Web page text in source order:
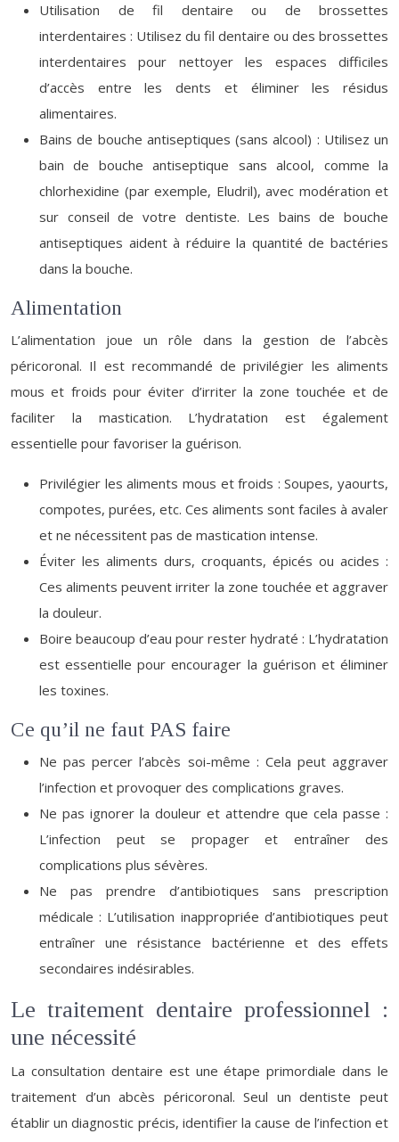
Utilisation de fil dentaire ou de brossettes
interdentaires : Utilisez du fil dentaire ou des brossettes
interdentaires pour nettoyer les espaces difficiles
d’accès entre les dents et éliminer les résidus
alimentaires.
Bains de bouche antiseptiques (sans alcool) : Utilisez un
bain de bouche antiseptique sans alcool, comme la
chlorhexidine (par exemple, Eludril), avec modération et
sur conseil de votre dentiste. Les bains de bouche
antiseptiques aident à réduire la quantité de bactéries
dans la bouche.
Alimentation
L’alimentation joue un rôle dans la gestion de l’abcès
péricoronal. Il est recommandé de privilégier les aliments
mous et froids pour éviter d’irriter la zone touchée et de
faciliter la mastication. L’hydratation est également
essentielle pour favoriser la guérison.
Privilégier les aliments mous et froids : Soupes, yaourts,
compotes, purées, etc. Ces aliments sont faciles à avaler
et ne nécessitent pas de mastication intense.
Éviter les aliments durs, croquants, épicés ou acides :
Ces aliments peuvent irriter la zone touchée et aggraver
la douleur.
Boire beaucoup d’eau pour rester hydraté : L’hydratation
est essentielle pour encourager la guérison et éliminer
les toxines.
Ce qu’il ne faut PAS faire
Ne pas percer l’abcès soi-même : Cela peut aggraver
l’infection et provoquer des complications graves.
Ne pas ignorer la douleur et attendre que cela passe :
L’infection peut se propager et entraîner des
complications plus sévères.
Ne pas prendre d’antibiotiques sans prescription
médicale : L’utilisation inappropriée d’antibiotiques peut
entraîner une résistance bactérienne et des effets
secondaires indésirables.
Le traitement dentaire professionnel :
une nécessité
La consultation dentaire est une étape primordiale dans le
traitement d’un abcès péricoronal. Seul un dentiste peut
établir un diagnostic précis, identifier la cause de l’infection et